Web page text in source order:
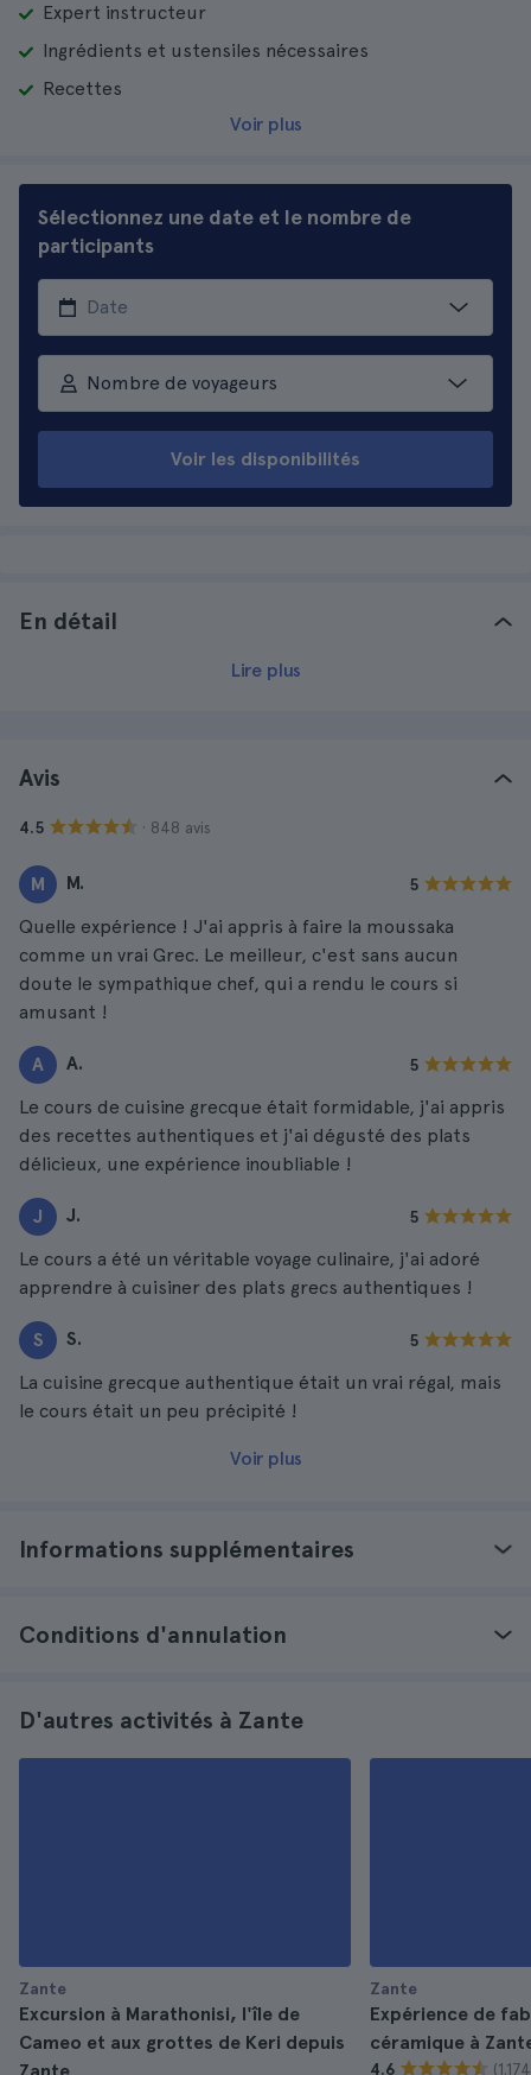
Expert instructeur
Ingrédients et ustensiles nécessaires
Recettes
Voir plus
Sélectionnez une date et le nombre de
participants
Nombre de voyageurs
Voir les disponibilités
En détail
Lire plus
Avis
4.5 · 848 avis
M M. 5
Quelle expérience ! J'ai appris à faire la moussaka
comme un vrai Grec. Le meilleur, c'est sans aucun
doute le sympathique chef, qui a rendu le cours si
amusant !
A A. 5
Le cours de cuisine grecque était formidable, j'ai appris
des recettes authentiques et j'ai dégusté des plats
délicieux, une expérience inoubliable !
J J. 5
Le cours a été un véritable voyage culinaire, j'ai adoré
apprendre à cuisiner des plats grecs authentiques !
S S. 5
La cuisine grecque authentique était un vrai régal, mais
le cours était un peu précipité !
Voir plus
Informations supplémentaires
Conditions d'annulation
D'autres activités à Zante
Zante
Excursion à Marathonisi, l'île de
Cameo et aux grottes de Keri depuis
Zante
Expérience de
céramique à
4.6